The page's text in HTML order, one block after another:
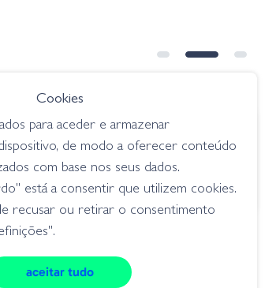
€ 12.80
Ima Pin Jack 200 - 116 Tennessee
Shad
medium crankbait (1,5 - 2,75 m)
Cookies
para aceder e armazenar
de modo a oferecer conteúdo
com base nos seus dados.
está a consentir que utilizem cookies.
recusar ou retirar o consentimento
aceitar tudo